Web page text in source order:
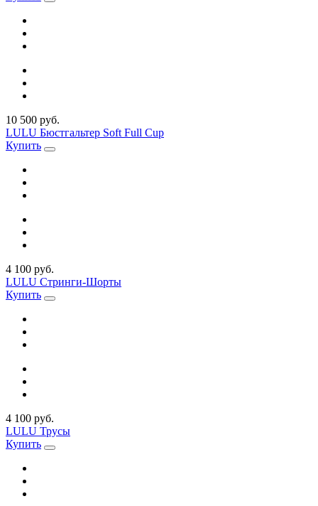
10 500 руб.
LULU Бюстгальтер Soft Full Cup
Купить
4 100 руб.
LULU Стринги-Шорты
Купить
4 100 руб.
LULU Трусы
Купить